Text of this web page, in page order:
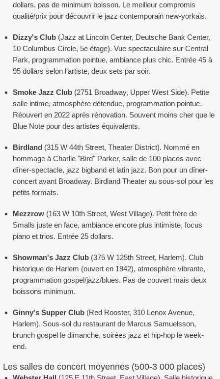
dollars, pas de minimum boisson. Le meilleur compromis
qualité/prix pour découvrir le jazz contemporain new-yorkais.
Dizzy's Club (Jazz at Lincoln Center, Deutsche Bank Center,
10 Columbus Circle, 5e étage). Vue spectaculaire sur Central
Park, programmation pointue, ambiance plus chic. Entrée 45 à
95 dollars selon l'artiste, deux sets par soir.
Smoke Jazz Club (2751 Broadway, Upper West Side). Petite
salle intime, atmosphère détendue, programmation pointue.
Réouvert en 2022 après rénovation. Souvent moins cher que le
Blue Note pour des artistes équivalents.
Birdland (315 W 44th Street, Theater District). Nommé en
hommage à Charlie "Bird" Parker, salle de 100 places avec
dîner-spectacle, jazz bigband et latin jazz. Bon pour un dîner-
concert avant Broadway. Birdland Theater au sous-sol pour les
petits formats.
Mezzrow (163 W 10th Street, West Village). Petit frère de
Smalls juste en face, ambiance encore plus intimiste, focus
piano et trios. Entrée 25 dollars.
Showman's Jazz Club (375 W 125th Street, Harlem). Club
historique de Harlem (ouvert en 1942), atmosphère vibrante,
programmation gospel/jazz/blues. Pas de couvert mais deux
boissons minimum.
Ginny's Supper Club (Red Rooster, 310 Lenox Avenue,
Harlem). Sous-sol du restaurant de Marcus Samuelsson,
brunch gospel le dimanche, soirées jazz et hip-hop le week-
end.
Les salles de concert moyennes (500-3 000 places)